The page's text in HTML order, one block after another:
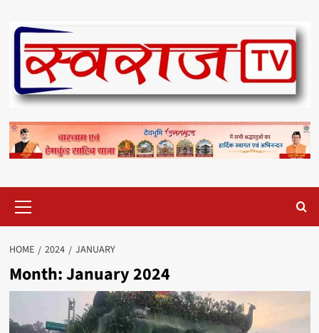
content
Menu
HOME 2024 JANUARY
Month:January 2024